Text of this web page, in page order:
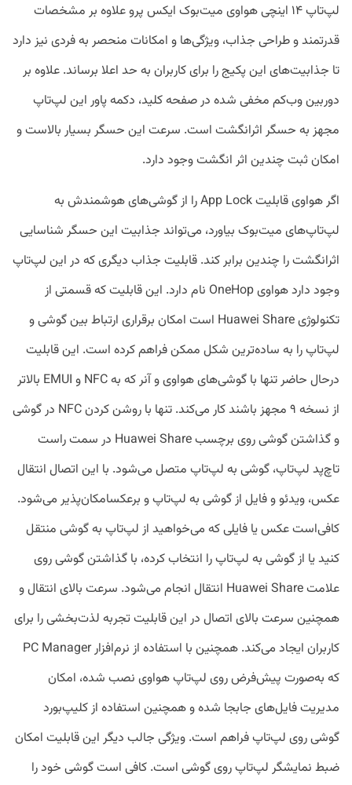
لپ‌تاپ ۱۴ اینچی هواوی میت‌بوک ایکس پرو علاوه بر مشخصات
قدرتمند و طراحی جذاب، ویژگی‌ها و امکانات منحصر به فردی نیز دارد
تا جذابیت‌های این پکیج را برای کاربران به حد اعلا برساند. علاوه بر
دوربین وب‌کم مخفی شده در صفحه کلید، دکمه پاور این لپ‌تاپ
مجهز به حسگر اثرانگشت است. سرعت این حسگر بسیار بالاست و
امکان ثبت چندین اثر انگشت وجود دارد.
اگر هواوی قابلیت App Lock را از گوشی‌های هوشمندش به
لپ‌تاپ‌های میت‌بوک بیاورد، می‌تواند جذابیت این حسگر شناسایی
اثرانگشت را چندین برابر کند. قابلیت جذاب دیگری که در این لپ‌تاپ
وجود دارد هواوی OneHop نام دارد. این قابلیت که قسمتی از
تکنولوژی Huawei Share است امکان برقراری ارتباط بین گوشی و
لپ‌تاپ را به ساده‌ترین شکل ممکن فراهم کرده است. این قابلیت
درحال حاضر تنها با گوشی‌های هواوی و آنر که به NFC و EMUI بالاتر
از نسخه ۹ مجهز باشند کار می‌کند. تنها با روشن کردن NFC در گوشی
و گذاشتن گوشی روی برچسب Huawei Share در سمت راست
تاچ‌پد لپ‌تاپ، گوشی به لپ‌تاپ متصل می‌شود. با این اتصال انتقال
عکس، ویدئو و فایل از گوشی به لپ‌تاپ و برعکسامکان‌پذیر می‌شود.
کافی‌‌است عکس یا فایلی که می‌خواهید از لپ‌تاپ به گوشی منتقل
کنید یا از گوشی به لپ‌تاپ را انتخاب کرده، با گذاشتن گوشی روی
علامت Huawei Share انتقال انجام می‌شود. سرعت بالای انتقال و
همچنین سرعت بالای اتصال در این قابلیت تجربه لذت‌بخشی را برای
کاربران ایجاد می‌کند. همچنین با استفاده از نرم‌افزار PC Manager
که به‌صورت پیش‌فرض روی لپ‌تاپ هواوی نصب شده، امکان
مدیریت فایل‌های جابجا شده و همچنین استفاده از کلیپ‌بورد
گوشی روی لپ‌تاپ فراهم است. ویژگی جالب دیگر این قابلیت امکان
ضبط نمایشگر لپ‌تاپ روی گوشی است. کافی‌ است گوشی خود را